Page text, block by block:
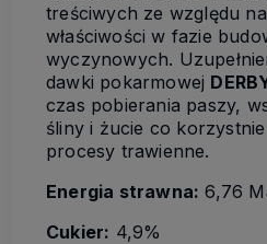
treściwych ze względu
właściwości w fazie
wyczynowych.
dawki pokarmowej
czas pobierania paszy,
śliny i żucie co
procesy trawienne.
Energia strawna: 6,76
Cukier: 4,9%